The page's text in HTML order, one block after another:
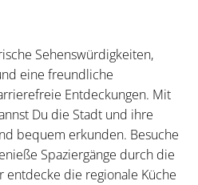
Sehenswürdigkeiten,
eine freundliche
Entdeckungen. Mit
Du die Stadt und ihre
bequem erkunden. Besuche
Spaziergänge durch die
entdecke die regionale Küche